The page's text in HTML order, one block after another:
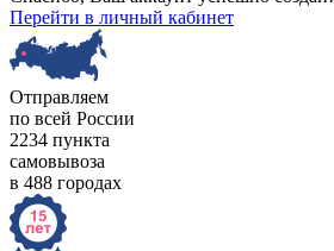
Перейти в личный кабинет
Отправляем
по всей России
2234 пункта
самовывоза
в 488 городах